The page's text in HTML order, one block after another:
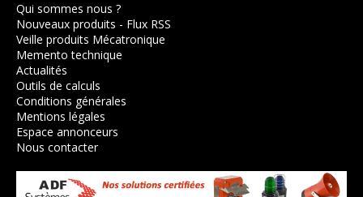
Qui sommes nous ?
Nouveaux produits - Flux RSS
Veille produits Mécatronique
Memento technique
Actualités
Outils de calculs
Conditions générales
Mentions légales
Espace annonceurs
Nous contacter